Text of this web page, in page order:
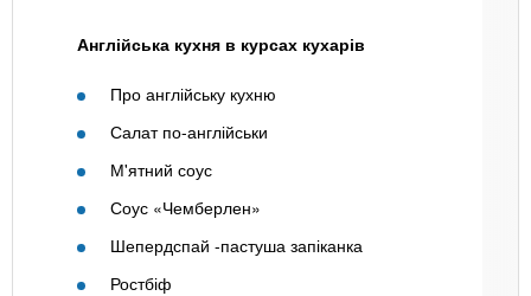
Англійська кухня в курсах кухарів
Про англійську кухню
Салат по-англійськи
М'ятний соус
Соус «Чемберлен»
Шепердспай -пастуша запіканка
Ростбіф